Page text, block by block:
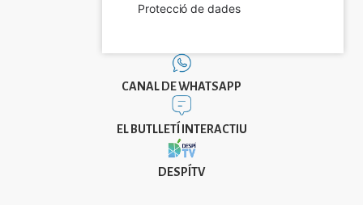
Protecció de dades
CANAL DE WHATSAPP
EL BUTLLETÍ INTERACTIU
DESPÍTV